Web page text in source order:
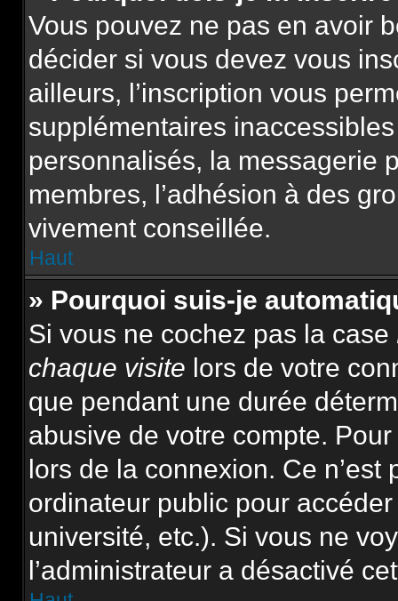
Vous pouvez ne pas en avoir
décider si vous devez vous
ailleurs, l’inscription vous
supplémentaires
personnalisés, la messagerie
membres, l’adhésion à des
vivement conseillée.
Haut
» Pourquoi suis-je
Si vous ne cochez pas la case
chaque visite lors de votre
que pendant une durée
abusive de votre compte.
lors de la connexion. Ce
ordinateur public pour
université, etc.). Si vous ne
l’administrateur a désactivé